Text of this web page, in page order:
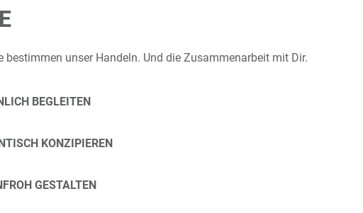
bestimmen unser Handeln. Und die Zusammenarbeit mit Dir.
BEGLEITEN
KONZIPIEREN
GESTALTEN